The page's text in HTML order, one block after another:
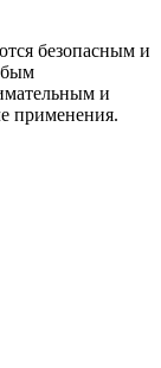
безопасным и
и
применения.